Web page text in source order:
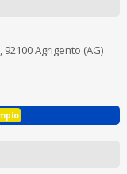
Agrigento (AG)